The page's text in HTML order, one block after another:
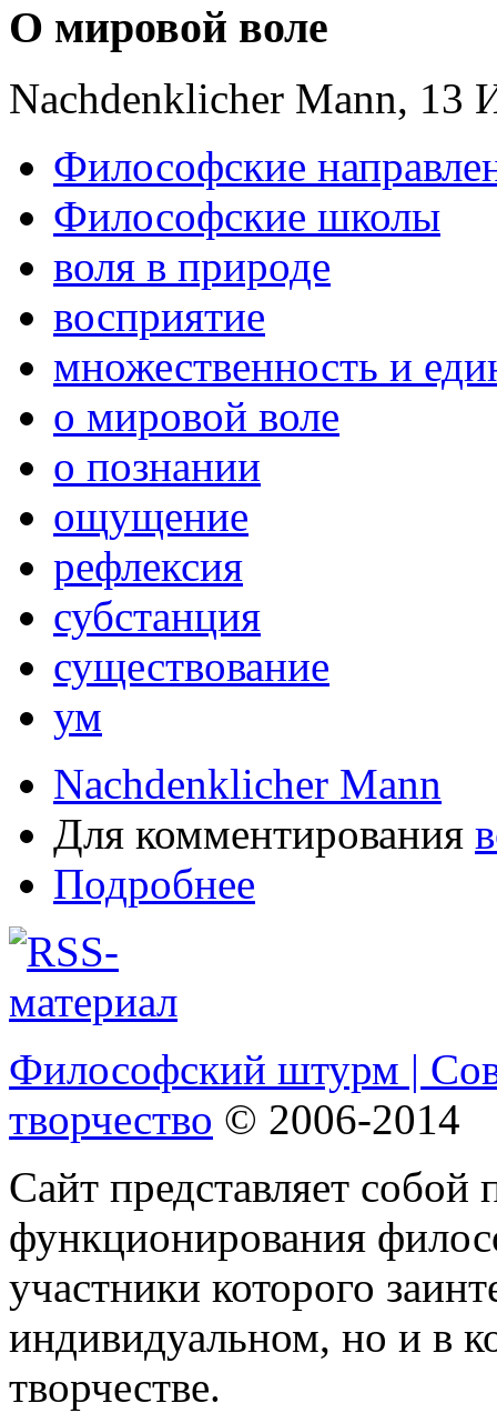
О мировой воле
Nachdenklicher Mann, 13
Философские
Философские школы
воля в природе
восприятие
множественность и
о мировой воле
о познании
ощущение
рефлексия
субстанция
существование
ум
Nachdenklicher Mann
Для комментирования
Подробнее
Философский штурм |
творчество © 2006-2014
Сайт представляет собой
функционирования
участники которого
индивидуальном, но и в
творчестве.